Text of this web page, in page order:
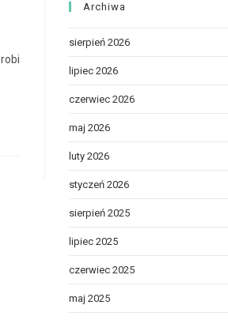
Archiwa
sierpień 2026
lipiec 2026
czerwiec 2026
maj 2026
luty 2026
styczeń 2026
sierpień 2025
lipiec 2025
czerwiec 2025
maj 2025